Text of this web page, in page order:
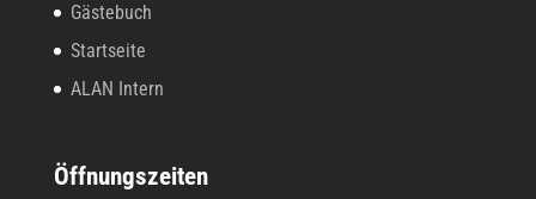
Gästebuch
Startseite
ALAN Intern
Öffnungszeiten